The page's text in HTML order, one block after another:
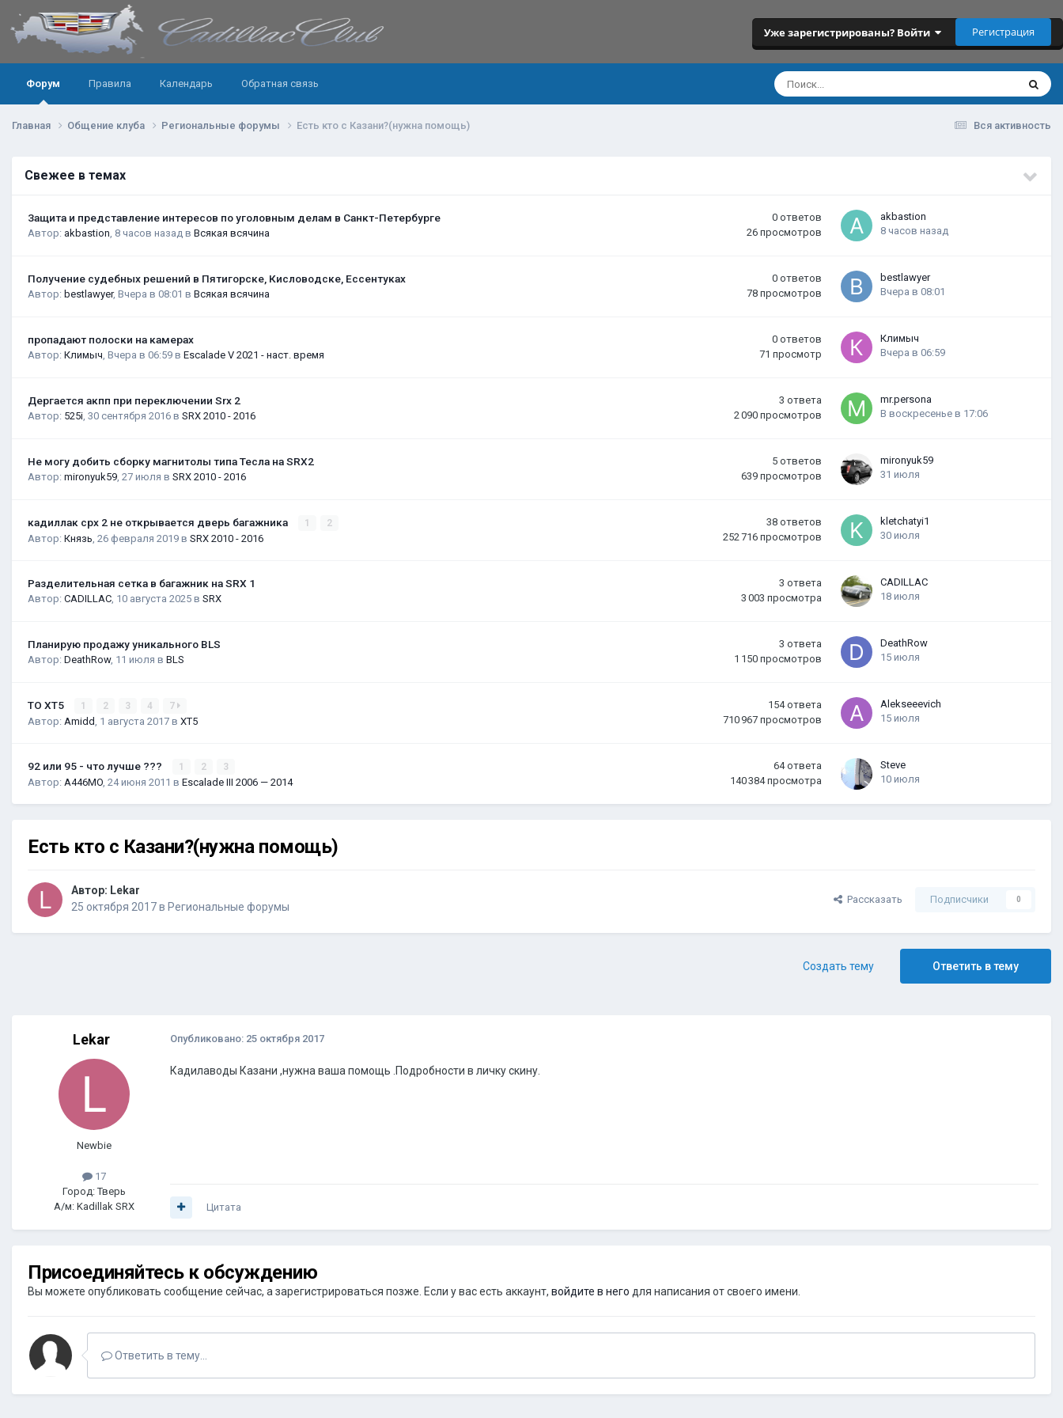
Уже зарегистрированы? Войти Регистрация
Форум Правила Календарь Обратная связь
Вся активность
Главная Общение клуба Региональные форумы Есть кто с Казани?(нужна помощь)
Свежее в темах
Защита и представление интересов по уголовным делам в Санкт-Петербурге
Автор: akbastion 8 часов назад в Всякая всячина
0 ответов
26 просмотров
akbastion
8 часов назад
Получение судебных решений в Пятигорске, Кисловодске, Ессентуках
Автор: bestlawyer, Вчера в 08:01 в Всякая всячина
0 ответов
78 просмотров
bestlawyer
Вчера в 08:01
пропадают полоски на камерах
Автор: Климыч Вчера в 06:59 в Escalade V 2021 - наст. время
0 ответов
71 просмотр
Климыч
Вчера в 06:59
Дергается акпп при переключении Srx 2
Автор: 525i 30 сентября 2016 в SRX 2010 - 2016
3 ответа
2 090 просмотров
mr.persona
В воскресенье в 17:06
Не могу добить сборку магнитолы типа Тесла на SRX2
Автор: mironyuk59 27 июля в SRX 2010 - 2016
5 ответов
639 просмотров
mironyuk59
31 июля
кадиллак срх 2 не открывается дверь багажника 1 2
Автор: Князь 26 февраля 2019 в SRX 2010 - 2016
38 ответов
252 716 просмотров
kletchatyi1
30 июля
Разделительная сетка в багажник на SRX 1
Автор: CADILLAC 10 августа 2025 в SRX
3 ответа
3 003 просмотра
CADILLAC
18 июля
Планирую продажу уникального BLS
Автор: DeathRow, 11 июля в BLS
3 ответа
1 150 просмотров
DeathRow
15 июля
ТО XT5 1 2 3 4 7
Автор: Amidd 1 августа 2017 в XT5
154 ответа
710 967 просмотров
Alekseeevich
15 июля
92 или 95 - что лучше ??? 1 2 3
Автор: A446MO 24 июня 2011 в Escalade III 2006 — 2014
64 ответа
140 384 просмотра
Steve
10 июля
Есть кто с Казани?(нужна помощь)
Автор: Lekar
25 октября 2017в Региональные форумы
Рассказать Подписчики 0
Ответить в тему
Создать тему
Lekar
Newbie
17
Город: Тверь
А/м: Kadillak SRX
Опубликовано: 25 октября 2017
Кадилаводы Казани ,нужна ваша помощь .Подробности в личку скину.
Цитата
Присоединяйтесь к обсуждению
Вы можете опубликовать сообщение сейчас, а зарегистрироваться позже. Если у вас есть аккаунт, войдите в него для написания от своего имени.
Ответить в тему...